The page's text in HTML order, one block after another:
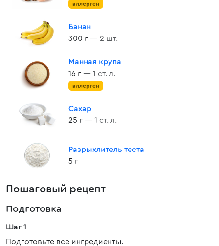
аллерген
Банан
300 г — 2 шт.
Манная крупа
16 г — 1 ст. л.
аллерген
Сахар
25 г — 1 ст. л.
Разрыхлитель теста
5 г
Пошаговый рецепт
Подготовка
Шаг 1
Подготовьте все ингредиенты.